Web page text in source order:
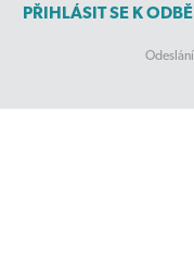
PŘIHLÁSIT SE K